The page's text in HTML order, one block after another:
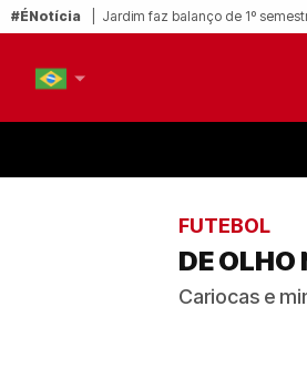
#ÉNotícia Jardim faz balanço de 1º
FUTEBOL
DE OLHO
Cariocas e